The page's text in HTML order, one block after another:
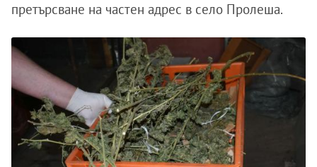
претърсване на частен адрес в село Пролеша.